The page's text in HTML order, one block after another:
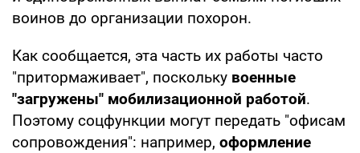
воинов до организации похорон.
Как сообщается, эта часть их работы часто
"притормаживает", поскольку военные
"загружены" мобилизационной работой.
Поэтому соцфункции могут передать "офисам
сопровождения": например, оформление